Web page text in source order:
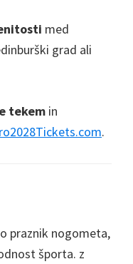
med
grad ali
tekem in
.
praznik nogometa,
športa. z